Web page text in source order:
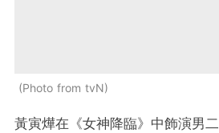
Photo from tvN
黃寅燁在《女神降臨》中飾演男